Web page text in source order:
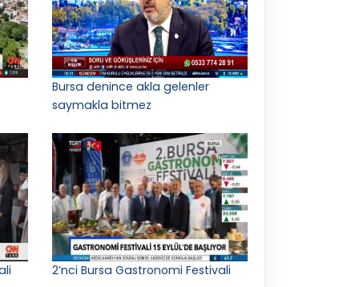
Bursa denince akla gelenler
saymakla bitmez
2’nci Bursa Gastronomi Festivali